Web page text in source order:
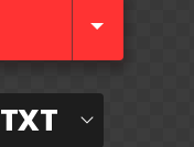
TXT